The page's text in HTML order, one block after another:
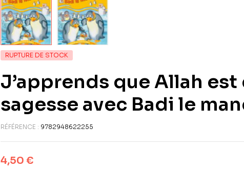
RUPTURE DE STOCK
J’apprends que Allah
sagesse avec Badi le
RÉFÉRENCE : 9782948622255
4,50 €